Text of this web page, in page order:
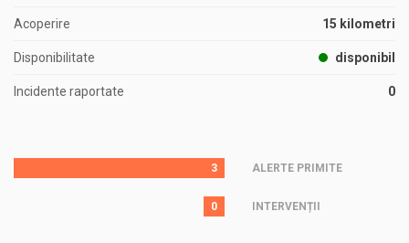
Acoperire 15 kilometri
Disponibilitate disponibil
Incidente raportate 0
3
0
ALERTE PRIMITE
INTERVENȚII